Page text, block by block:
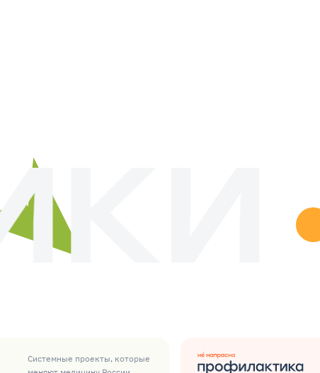
Системные проекты, которые